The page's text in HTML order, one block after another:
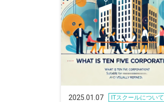
2025.01.07 ITスクールについて